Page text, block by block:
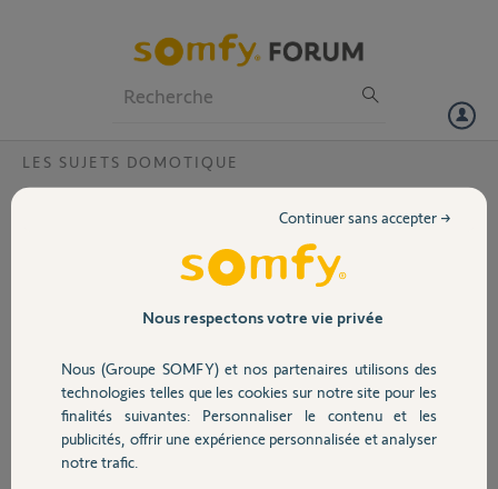
Volet
Sécurité
Domotique
LES SUJETS DOMOTIQUE
Interphone IO compatible avec
Tahoma pour répondre depuis portable
même en cas d'absence?
pour répondre depuis portable même en cas d'absence?
Merci.
David P.
il y a plus de 9 ans
Nous respectons votre vie privée
Nous (Groupe SOMFY) et nos partenaires utilisons des
technologies telles que les cookies sur notre site pour les
finalités suivantes: Personnaliser le contenu et les
publicités, offrir une expérience personnalisée et analyser
notre trafic.
Continuer sans accepter →